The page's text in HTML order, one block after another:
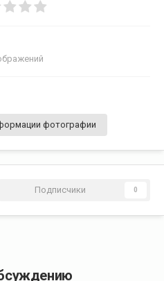
фотографии
Подписчики 0